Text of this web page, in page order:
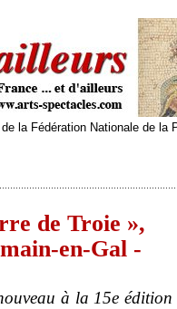
la Fédération Nationale de la
de Troie »,
en-Gal -
à la 15e édition